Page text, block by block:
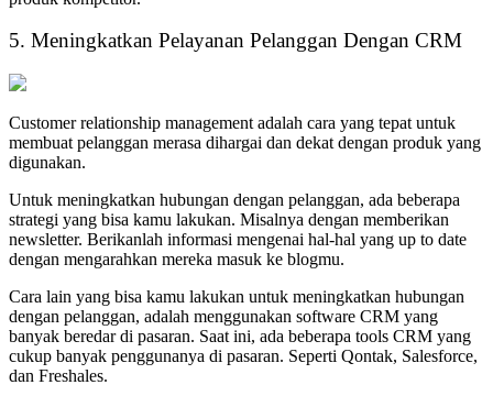
5. Meningkatkan Pelayanan Pelanggan Dengan CRM
Customer relationship management adalah cara yang tepat untuk
membuat pelanggan merasa dihargai dan dekat dengan produk yang
digunakan.
Untuk meningkatkan hubungan dengan pelanggan, ada beberapa
strategi yang bisa kamu lakukan. Misalnya dengan memberikan
newsletter. Berikanlah informasi mengenai hal-hal yang up to date
dengan mengarahkan mereka masuk ke blogmu.
Cara lain yang bisa kamu lakukan untuk meningkatkan hubungan
dengan pelanggan, adalah menggunakan software CRM yang
banyak beredar di pasaran. Saat ini, ada beberapa tools CRM yang
cukup banyak penggunanya di pasaran. Seperti Qontak, Salesforce,
dan Freshales.